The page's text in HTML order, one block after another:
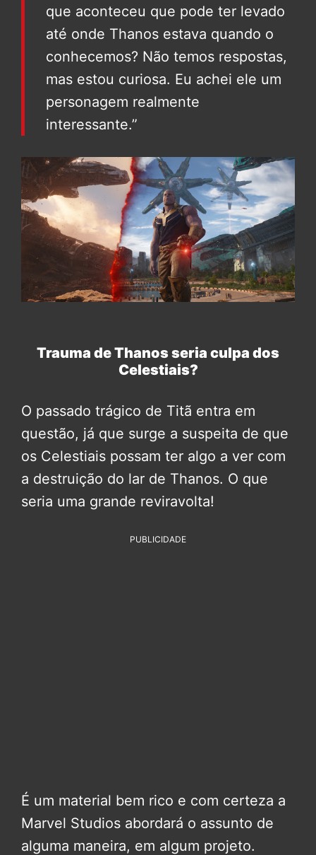
que aconteceu que pode ter levado
até onde Thanos estava quando o
conhecemos? Não temos respostas,
mas estou curiosa. Eu achei ele um
personagem realmente
interessante.”
Trauma de Thanos seria culpa dos
Celestiais?
O passado trágico de Titã entra em
questão, já que surge a suspeita de que
os Celestiais possam ter algo a ver com
a destruição do lar de Thanos. O que
seria uma grande reviravolta!
PUBLICIDADE
É um material bem rico e com certeza a
Marvel Studios abordará o assunto de
alguma maneira, em algum projeto.